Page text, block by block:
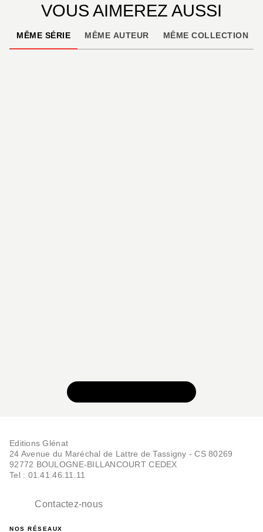
VOUS AIMEREZ AUSSI
MÊME SÉRIE MÊME AUTEUR MÊME COLLECTION
Editions Glénat
24 Avenue du Maréchal de Lattre de Tassigny - CS 80269
92772 BOULOGNE-BILLANCOURT CEDEX
Tel : 01.41.46.11.11
Contactez-nous
NOS RÉSEAUX